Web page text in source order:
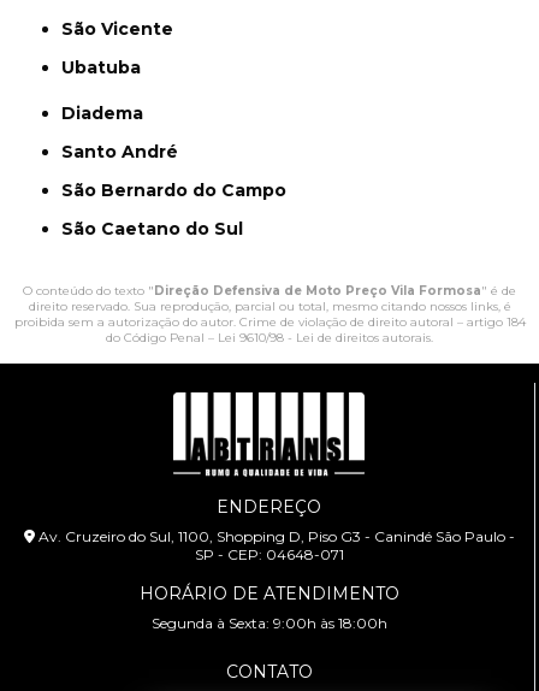
São Vicente
Ubatuba
Diadema
Santo André
São Bernardo do Campo
São Caetano do Sul
O conteúdo do texto " Direção Defensiva de Moto Preço Vila Formosa" é de
direito reservado. Sua reprodução, parcial ou total, mesmo citando nossos links, é
proibida sem a autorização do autor. Crime de violação de direito autoral – artigo 184
do Código Penal – Lei 9610/98 - Lei de direitos autorais.
ENDEREÇO
Av. Cruzeiro do Sul, 1100, Shopping D, Piso G3 - Canindé São Paulo -
SP - CEP: 04648-071
HORÁRIO DE ATENDIMENTO
Segunda à Sexta: 9:00h às 18:00h
CONTATO